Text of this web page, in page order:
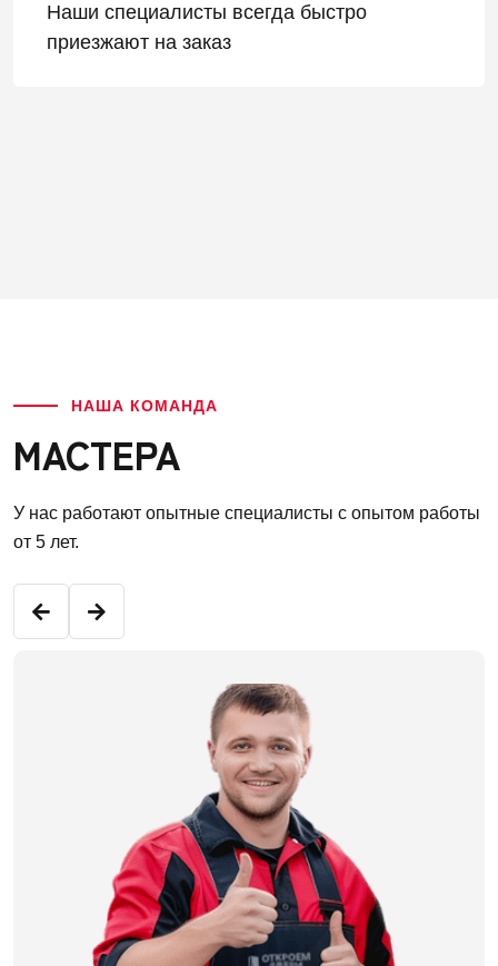
Наши специалисты всегда быстро
приезжают на заказ
НАША КОМАНДА
МАСТЕРА
У нас работают опытные специалисты с опытом работы
от 5 лет.